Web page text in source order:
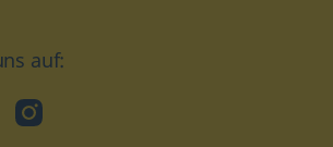
auf:
Instagram